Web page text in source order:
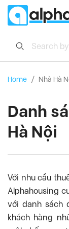
6th
Home / Nhà Hà
Danh
Hà Nội
Với nhu cầu
Alphahousing
với danh sách
khách hàng